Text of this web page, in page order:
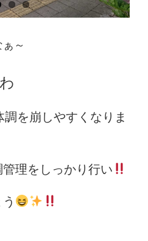
～
調を崩しやすくなりま
理をしっかり行い